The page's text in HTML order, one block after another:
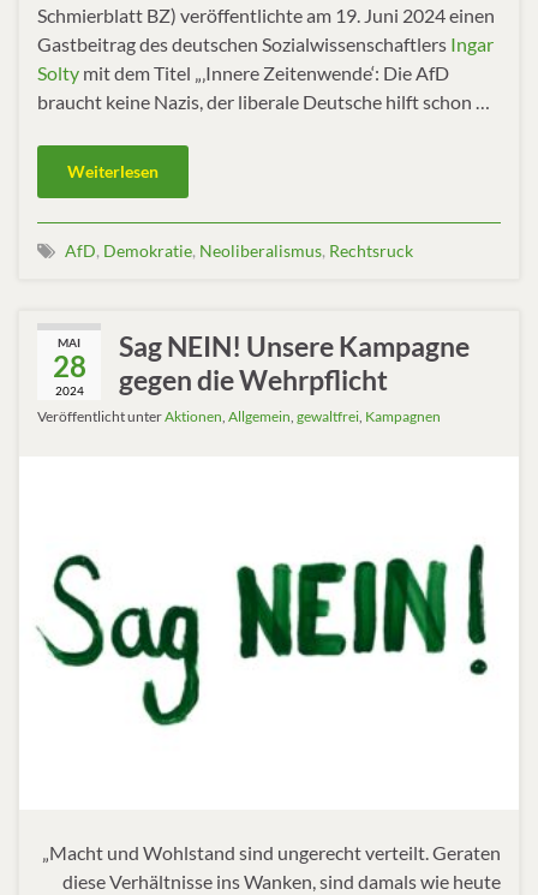
Schmierblatt BZ) veröffentlichte am 19. Juni 2024 einen
Gastbeitrag des deutschen Sozialwissenschaftlers Ingar
Solty mit dem Titel „‚Innere Zeitenwende‘: Die AfD
braucht keine Nazis, der liberale Deutsche hilft schon …
Weiterlesen
AfD, Demokratie, Neoliberalismus, Rechtsruck
MAI
28
2024
Sag NEIN! Unsere Kampagne
gegen die Wehrpflicht
Veröffentlicht unterAktionen, Allgemein, gewaltfrei, Kampagnen
„Macht und Wohlstand sind ungerecht verteilt. Geraten
diese Verhältnisse ins Wanken, sind damals wie heute